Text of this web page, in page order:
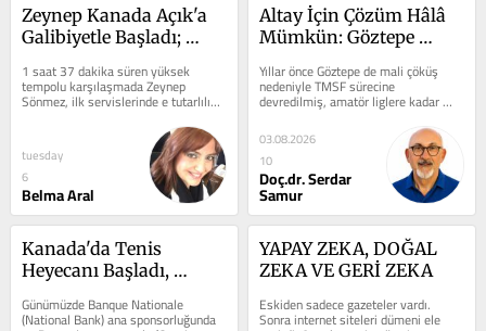
Zeynep Kanada Açık'a
Galibiyetle Başladı;
Millilerimiz Kortta!
1 saat 37 dakika süren yüksek
tempolu karşılaşmada Zeynep
Sönmez, ilk servislerinde e tutarlılık
yakalayıp bu puanların q’ini
tuesday
6
Belma Aral
Altay İçin Çözüm Hâlâ
Mümkün: Göztepe
Gösteriyor
Yıllar önce Göztepe de mali çöküş
nedeniyle TMSF sürecine
devredilmiş, amatör liglere kadar
gerilemişti. O günlerde birçok kişi...
03.08.2026
10
Doç.dr. Serdar
Samur
Kanada'da Tenis
Heyecanı Başladı,
Çıkıyor
Günümüzde Banque Nationale
(National Bank) ana sponsorluğunda
YAPAY ZEKA, DOĞAL
ZEKA VE GERİ ZEKA
Eskiden sadece gazeteler vardı.
Sonra internet siteleri dümeni ele